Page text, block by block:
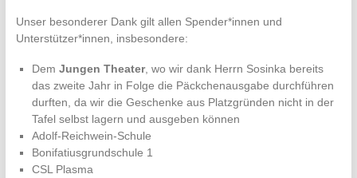
Unser besonderer Dank gilt allen Spender*innen und
Unterstützer*innen, insbesondere:
Dem Jungen Theater, wo wir dank Herrn Sosinka bereits
das zweite Jahr in Folge die Päckchenausgabe durchführen
durften, da wir die Geschenke aus Platzgründen nicht in der
Tafel selbst lagern und ausgeben können
Adolf-Reichwein-Schule
Bonifatiusgrundschule 1
CSL Plasma